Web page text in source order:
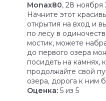
Monax80, 28 ноября
Начните этот
открытия на вход и
по лесу в
мостик, можете
до первого озера
посидеть на камнях,
продолжайте свой
озера, дорога к ним
Оценка: 5 из 5